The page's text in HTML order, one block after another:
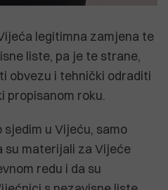
legitimna zamjena te
liste, pa je te strane,
obvezu i tehnički odraditi
propisanom roku.
sjedim u Vijeću, samo
su materijali za Vijeće
redu i da su